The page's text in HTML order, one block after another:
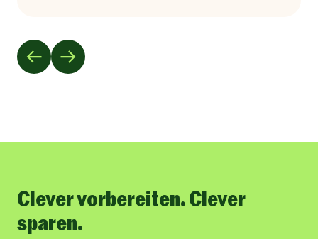
Clever vorbereiten. Clever
sparen.